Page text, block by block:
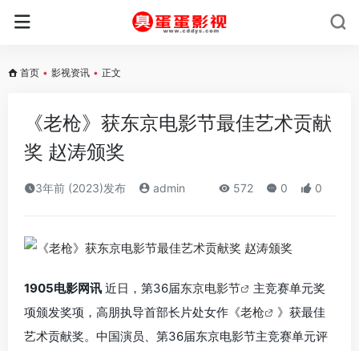
首页 • 影视资讯 • 正文
《老枪》获东京电影节最佳艺术贡献
奖 赵涛颁奖
3年前 (2023)发布 admin 572 0 0
1905电影网讯 近日，第36届东京电影节
主竞赛单元奖
项颁发奖项，高朋执导首部长片处女作《老枪
》获最佳
艺术贡献奖。中国演员、第36届东京电影节主竞赛单元评